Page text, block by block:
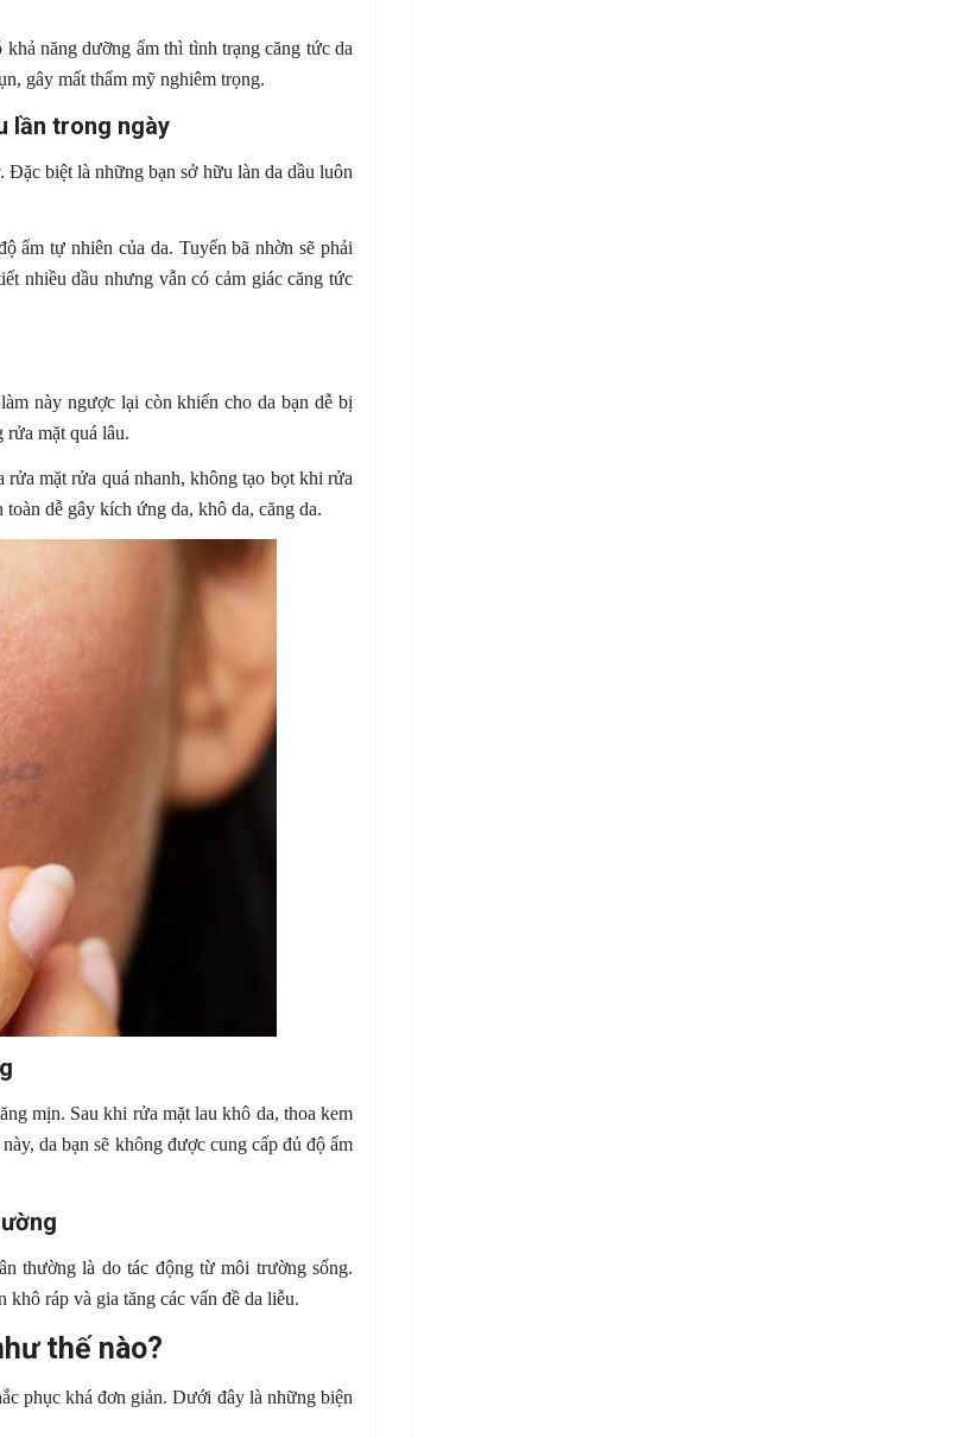
năng dưỡng ẩm thì tình trạng căng tức da
gây mất thẩm mỹ nghiêm trọng.
lần trong ngày
biệt là những bạn sở hữu làn da dầu luôn
ẩm tự nhiên của da. Tuyến bã nhờn sẽ phải
nhiều dầu nhưng vẫn có cảm giác căng tức
này ngược lại còn khiến cho da bạn dễ bị
mặt quá lâu.
mặt rửa quá nhanh, không tạo bọt khi rửa
dễ gây kích ứng da, khô da, căng da.
mịn. Sau khi rửa mặt lau khô da, thoa kem
da bạn sẽ không được cung cấp đủ độ ẩm
thường là do tác động từ môi trường sống.
ráp và gia tăng các vấn đề da liễu.
thế nào?
phục khá đơn giản. Dưới đây là những biện